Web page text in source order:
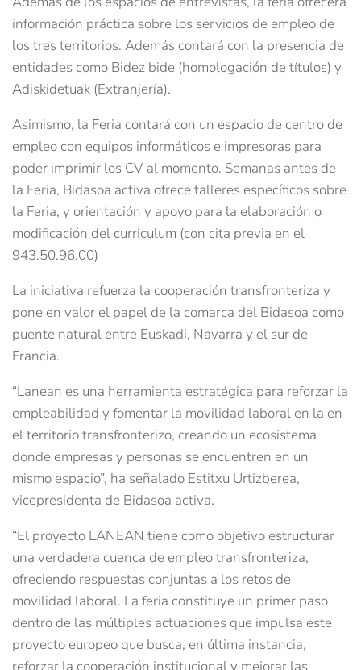
información práctica sobre los servicios de empleo de
los tres territorios. Además contará con la presencia de
entidades como Bidez bide (homologación de títulos) y
Adiskidetuak (Extranjería).
Asimismo, la Feria contará con un espacio de centro de
empleo con equipos informáticos e impresoras para
poder imprimir los CV al momento. Semanas antes de
la Feria, Bidasoa activa ofrece talleres específicos sobre
la Feria, y orientación y apoyo para la elaboración o
modificación del curriculum (con cita previa en el
943.50.96.00)
La iniciativa refuerza la cooperación transfronteriza y
pone en valor el papel de la comarca del Bidasoa como
puente natural entre Euskadi, Navarra y el sur de
Francia.
“Lanean es una herramienta estratégica para reforzar la
empleabilidad y fomentar la movilidad laboral en la en
el territorio transfronterizo, creando un ecosistema
donde empresas y personas se encuentren en un
mismo espacio”, ha señalado Estitxu Urtizberea,
vicepresidenta de Bidasoa activa.
“El proyecto LANEAN tiene como objetivo estructurar
una verdadera cuenca de empleo transfronteriza,
ofreciendo respuestas conjuntas a los retos de
movilidad laboral. La feria constituye un primer paso
dentro de las múltiples actuaciones que impulsa este
proyecto europeo que busca, en última instancia,